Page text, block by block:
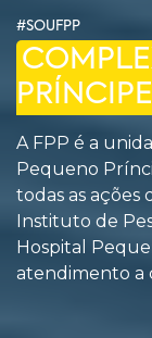
#SOUFPP
PRÍNCIPE
A FPP é a
Pequeno
todas as ações
Instituto de
Hospital
atendimento a